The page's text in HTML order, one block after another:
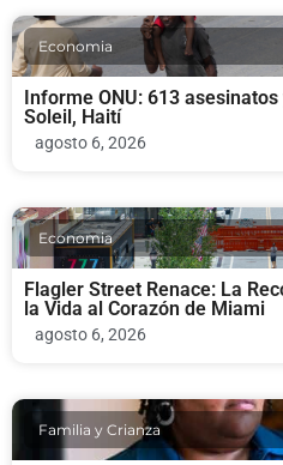
Economia
Informe ONU: 613
Soleil, Haití
agosto 6, 2026
Economia
Flagler Street Renace: La
la Vida al Corazón de Miami
agosto 6, 2026
Familia y Crianza